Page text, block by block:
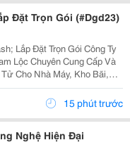
Đặt Trọn Gói (#Dgd23)
Đặt Trọn Gói Công Ty
Lộc Chuyên Cung Cấp Và
Cho Nhà Máy, Kho Bãi,
Bãi Và Các Công Trình Công
Được Thiết Kế Phù Hợp...
15 phút trước
Nghệ Hiện Đại